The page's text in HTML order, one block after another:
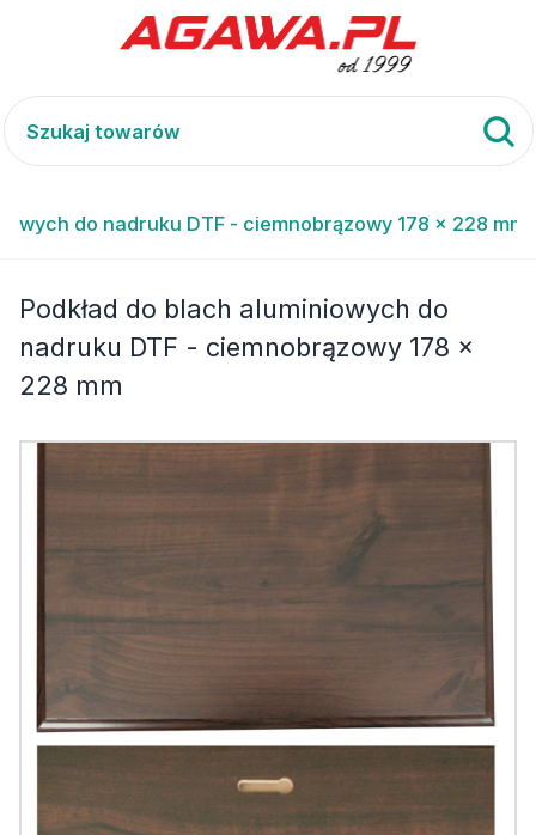
do nadruku DTF - ciemnobrązowy 178 x 228 mm
Podkład do blach aluminiowych do
nadruku DTF - ciemnobrązowy 178 x
228 mm